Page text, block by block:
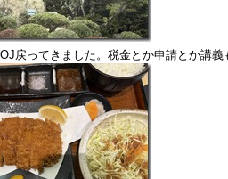
戻ってきました。税金とか申請とか講